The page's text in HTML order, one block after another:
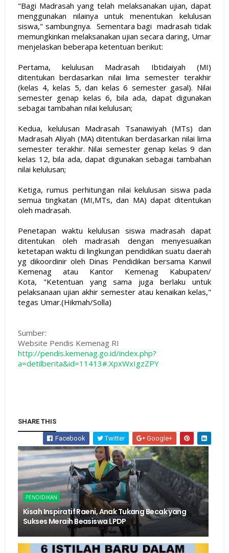
"Bagi Madrasah yang telah melaksanakan ujian, dapat
menggunakan nilainya untuk menentukan kelulusan
siswa," sambungnya. Sementara bagi madrasah tidak
memungkinkan melaksanakan ujian secara daring, Umar
menjelaskan beberapa ketentuan berikut:
Pertama, kelulusan Madrasah Ibtidaiyah (MI)
ditentukan berdasarkan nilai lima semester terakhir
(kelas 4, kelas 5, dan kelas 6 semester gasal). Nilai
semester genap kelas 6, bila ada, dapat digunakan
sebagai tambahan nilai kelulusan;
Kedua, kelulusan Madrasah Tsanawiyah (MTs) dan
Madrasah Aliyah (MA) ditentukan berdasarkan nilai lima
semester terakhir. Nilai semester genap kelas 9 dan
kelas 12, bila ada, dapat digunakan sebagai tambahan
nilai kelulusan;
Ketiga, rumus perhitungan nilai kelulusan siswa pada
semua tingkatan (MI,MTs, dan MA) dapat ditentukan
oleh madrasah.
Penetapan waktu kelulusan siswa madrasah dapat
ditentukan oleh madrasah dengan menyesuaikan
ketetapan waktu di lingkungan pendidikan suatu daerah
yg dikoordinir oleh Dinas Pendidikan bersama Kanwil
Kemenag atau Kantor Kemenag Kabupaten/
Kota, "Ketentuan yang sama juga berlaku untuk
pelaksanaan ujian akhir semester atau kenaikan kelas,"
tegas Umar.(Hikmah/Solla)
Sumber:
Website Pendis Kemenag RI
http://pendis.kemenag.go.id/index.php?
a=detilberita&id=11413#.XpxWxIgzZPY
SHARE THIS
Facebook Twitter Google+
PENDIDIKAN
Kisah Inspiratif Raeni, Anak Tukang Becak yang
Sukses Meraih Beasiswa LPDP